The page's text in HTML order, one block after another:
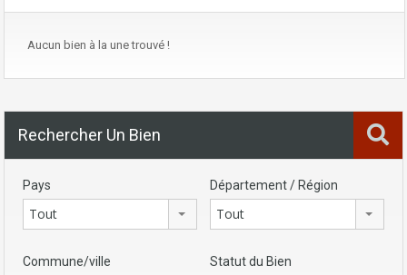
Aucun bien à la une trouvé !
Rechercher Un Bien
Pays
Tout
Département / Région
Tout
Commune/ville Statut du Bien